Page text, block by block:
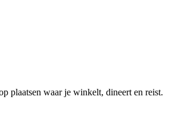
plaatsen waar je winkelt, dineert en reist.